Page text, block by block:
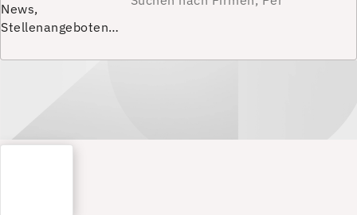
News,
Stellenangeboten…